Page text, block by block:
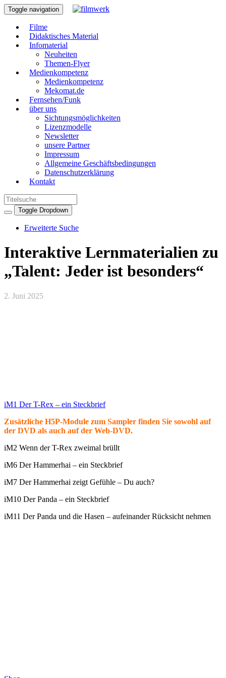
Toggle navigation
Filme
Didaktisches Material
Infomaterial
Neuheiten
Themen-Flyer
Medienkompetenz
Medienkompetenz
Mekomat.de
Fernsehen/Funk
über uns
Sichtungsmöglichkeiten
Lizenzmodelle
Newsletter
unsere Partner
Impressum
Allgemeine Geschäftsbedingungen
Datenschutzerklärung
Kontakt
Toggle Dropdown
Erweiterte Suche
Interaktive Lernmaterialien zu
„Talent: Jeder ist besonders“
2. Juni 2025
iM1 Der T-Rex – ein Steckbrief
Zusätzliche H5P-Module zum Sampler finden Sie sowohl auf
der DVD als auch auf der Web-DVD.
iM2 Wenn der T-Rex zweimal brüllt
iM6 Der Hammerhai – ein Steckbrief
iM7 Der Hammerhai zeigt Gefühle – Du auch?
iM10 Der Panda – ein Steckbrief
iM11 Der Panda und die Hasen – aufeinander Rücksicht nehmen